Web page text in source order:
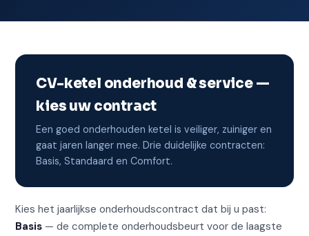
CV-ketel onderhoud & service —
kies uw contract
Een goed onderhouden ketel is veiliger, zuiniger en
gaat jaren langer mee. Drie duidelijke contracten:
Basis, Standaard en Comfort.
Kies het jaarlijkse onderhoudscontract dat bij u past:
Basis — de complete onderhoudsbeurt voor de laagste